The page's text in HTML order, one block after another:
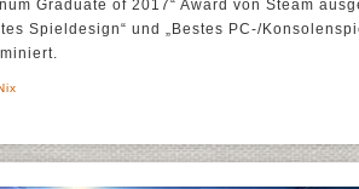
Graduate of 2017“ Award von Steam
Spieldesign“ und „Bestes PC-/